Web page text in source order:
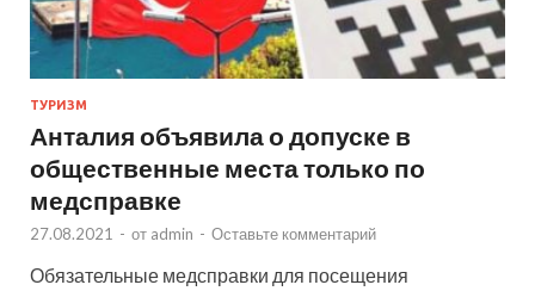
ТУРИЗМ
Анталия объявила о допуске в
общественные места только по
медсправке
27.08.2021 - от admin - Оставьте комментарий
Обязательные медсправки для посещения